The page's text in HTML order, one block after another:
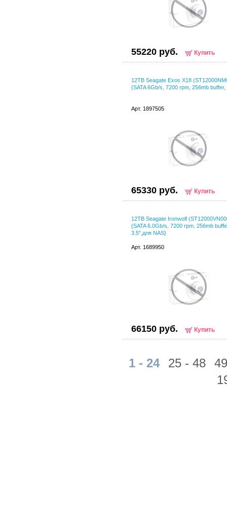
55220 руб. Купить
12TB Seagate Exos X18
{SATA 6Gb/s, 7200 rpm, 256mb buffer,
Арт. 1897505
65330 руб. Купить
12TB Seagate Ironwolf
{SATA 6.0Gb/s, 7200 rpm, 256mb
3.5",для NAS}
Арт. 1689950
66150 руб. Купить
1 - 24 25 - 48